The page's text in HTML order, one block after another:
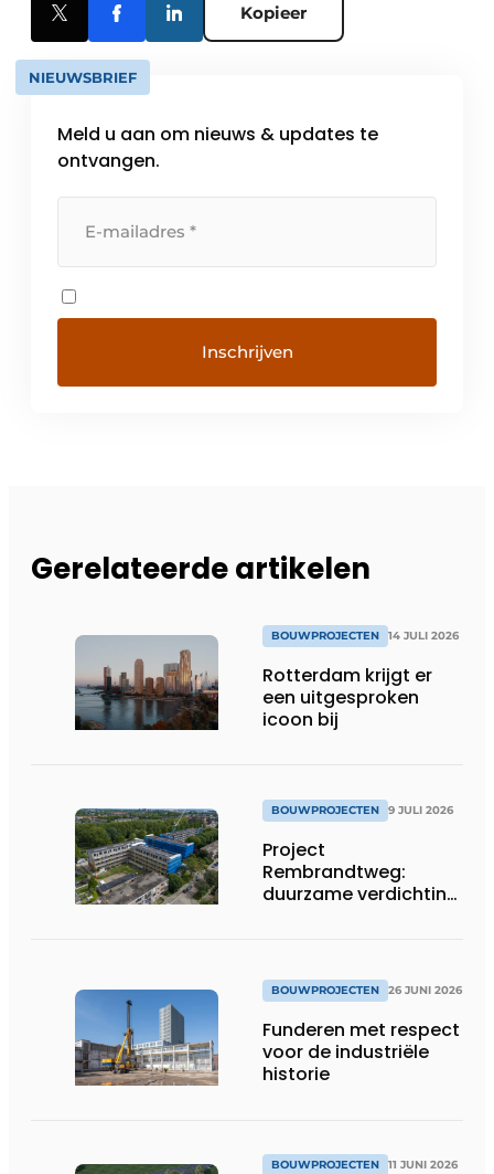
Kopieer
NIEUWSBRIEF
Meld u aan om nieuws & updates te
ontvangen.
Gerelateerde artikelen
BOUWPROJECTEN 14 JULI 2026
Rotterdam krijgt er
een uitgesproken
icoon bij
BOUWPROJECTEN 9 JULI 2026
Project
Rembrandtweg:
duurzame verdichting
BOUWPROJECTEN 26 JUNI 2026
Funderen met respect
voor de industriële
historie
BOUWPROJECTEN 11 JUNI 2026